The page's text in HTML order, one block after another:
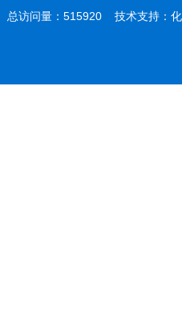
总访问量：515920 技术支持： 化